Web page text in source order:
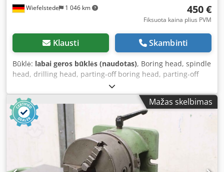
Wiefelstede 1 046 km 450 €
Fiksuota kaina plius PVM
Klausti Skambinti
Būklė: labai geros būklės (naudotas), Boring head, spindle
head, drilling head, parting-off boring head, parting-off
head, spindle drilling head, counterboring head, universal
drilling head, boring tool, facing head -Manufacturer:
Schmid, facing and boring head -Type: UBS Gr.1 -Taper:
SK40 -Setting accuracy: 0.02 and 0.01 mm -Accessories: see
photos -Case dimensions: 240/125/H100 mm
Cedsrzvwwepfx Ai Aorf -Total weight: 4.0 kg
Mažas skelbimas